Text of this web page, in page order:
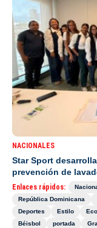
NACIONALES
Star Sport
prevención de
Enlaces rápidos:
República Dominicana
Deportes
Estilo
Béisbol
portada